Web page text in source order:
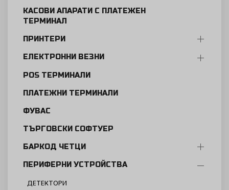
КАСОВИ АПАРАТИ С ПЛАТЕЖЕН
ТЕРМИНАЛ
ПРИНТЕРИ
ЕЛЕКТРОННИ ВЕЗНИ
POS ТЕРМИНАЛИ
ПЛАТЕЖНИ ТЕРМИНАЛИ
ФУВАС
ТЪРГОВСКИ СОФТУЕР
БАРКОД ЧЕТЦИ
ПЕРИФЕРНИ УСТРОЙСТВА
ДЕТЕКТОРИ